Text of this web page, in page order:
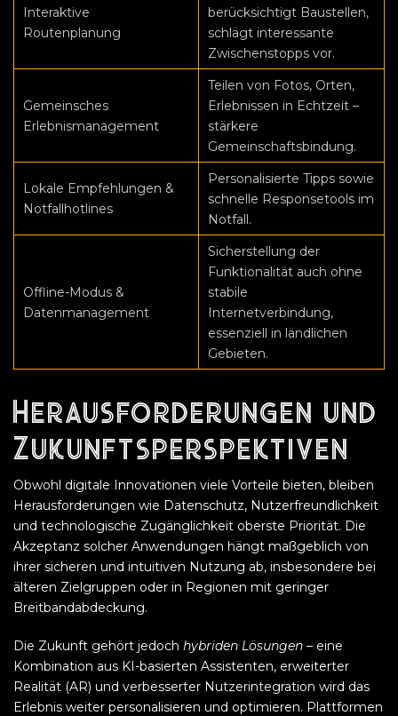
Interaktive
Routenplanung
berücksichtigt Baustellen,
schlägt interessante
Zwischenstopps vor.
Gemeinsches
Erlebnismanagement
Teilen von Fotos, Orten,
Erlebnissen in Echtzeit –
stärkere
Gemeinschaftsbindung.
Lokale Empfehlungen &
Notfallhotlines
Personalisierte Tipps sowie
schnelle Responsetools im
Notfall.
Offline-Modus &
Datenmanagement
Sicherstellung der
Funktionalität auch ohne
stabile
Internetverbindung,
essenziell in ländlichen
Gebieten.
Herausforderungen und
Zukunftsperspektiven
Obwohl digitale Innovationen viele Vorteile bieten, bleiben
Herausforderungen wie Datenschutz, Nutzerfreundlichkeit
und technologische Zugänglichkeit oberste Priorität. Die
Akzeptanz solcher Anwendungen hängt maßgeblich von
ihrer sicheren und intuitiven Nutzung ab, insbesondere bei
älteren Zielgruppen oder in Regionen mit geringer
Breitbandabdeckung.
Die Zukunft gehört jedoch hybriden Lösungen – eine
Kombination aus KI-basierten Assistenten, erweiterter
Realität (AR) und verbesserter Nutzerintegration wird das
Erlebnis weiter personalisieren und optimieren. Plattformen